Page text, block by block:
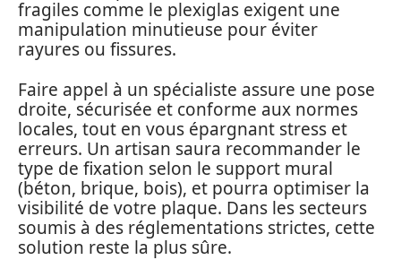
fragiles comme le plexiglas exigent une
manipulation minutieuse pour éviter
rayures ou fissures.
Faire appel à un spécialiste assure une pose
droite, sécurisée et conforme aux normes
locales, tout en vous épargnant stress et
erreurs. Un artisan saura recommander le
type de fixation selon le support mural
(béton, brique, bois), et pourra optimiser la
visibilité de votre plaque. Dans les secteurs
soumis à des réglementations strictes, cette
solution reste la plus sûre.